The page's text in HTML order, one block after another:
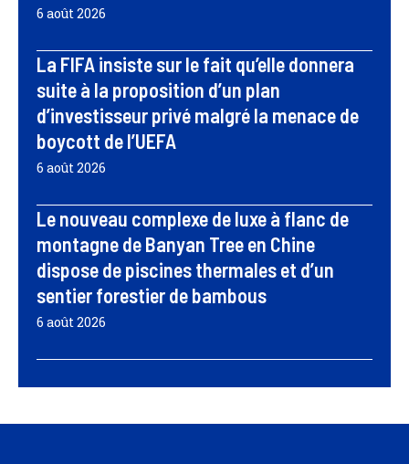
6 août 2026
La FIFA insiste sur le fait qu’elle donnera
suite à la proposition d’un plan
d’investisseur privé malgré la menace de
boycott de l’UEFA
6 août 2026
Le nouveau complexe de luxe à flanc de
montagne de Banyan Tree en Chine
dispose de piscines thermales et d’un
sentier forestier de bambous
6 août 2026